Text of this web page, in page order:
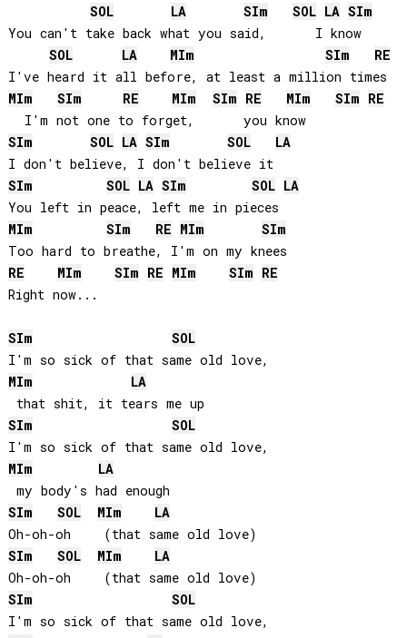
SOL
LA SIm SOL LA SIm
You can't take back what you said,      I know
SOL
LA MIm SIm
RE
MIm SIm RE MIm SIm RE MIm SIm RE
  I'm not one to forget,      you know
SIm SOL LA SIm SOL
LA
I don't believe, I don't believe it
SIm SOL LA SIm SOL LA
MIm SIm RE MIm SIm
RE
MIm SIm RE MIm SIm RE
Right now...
SIm
SOL
MIm
LA
SIm
SOL
MIm
LA
SIm SOL MIm
LA
SIm SOL MIm
LA
SIm
SOL